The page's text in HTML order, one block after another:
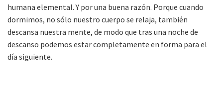
humana elemental. Y por una buena razón. Porque cuando
dormimos, no sólo nuestro cuerpo se relaja, también
descansa nuestra mente, de modo que tras una noche de
descanso podemos estar completamente en forma para el
día siguiente.